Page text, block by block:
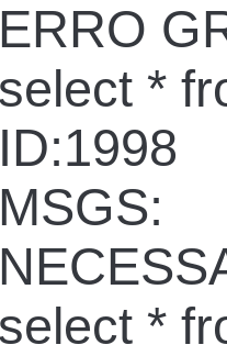
*
*